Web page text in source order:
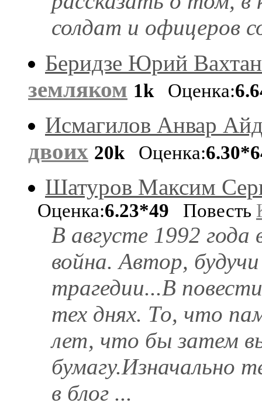
солдат и офицеров
Беридзе Юрий
земляком 1k Оценка:
Исмагилов Анвар
двоих 20k Оценка:
Шатуров Максим
Оценка:6.23*49 Повесть
В августе 1992 года
война. Автор,
трагедии...В
тех днях. То, что
лет, что бы затем
бумагу.Изначально
в блог ...